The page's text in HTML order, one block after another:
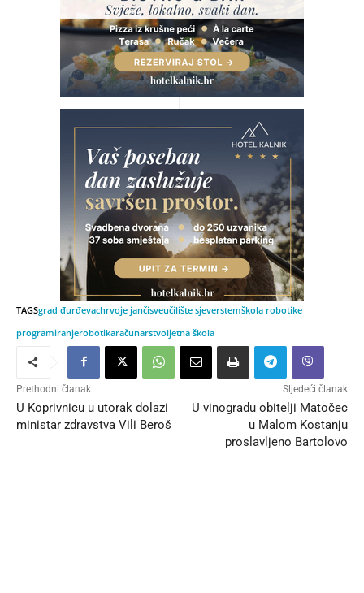
TAGSgrad đurđevachrvoje jančisveučilište sjeverstemškola robotike
programiranjerobotikaračunarstvoljetna škola
Prethodni članak
U Koprivnicu u utorak dolazi
ministar zdravstva Vili Beroš
Sljedeći članak
U vinogradu obitelji Matočec
u Malom Kostanju
proslavljeno Bartolovo